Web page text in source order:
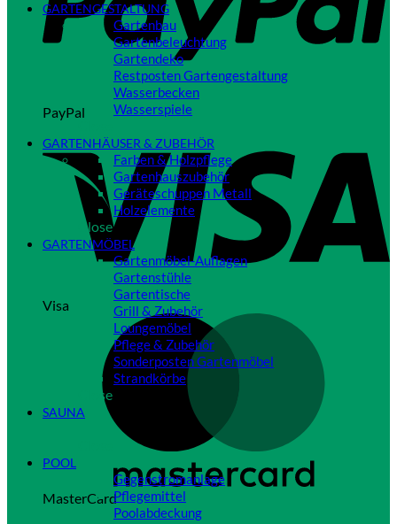
PayPal
Visa
MasterCard
GARTENGESTALTUNG
Gartenbau
Gartenbeleuchtung
Gartendeko
Restposten Gartengestaltung
Wasserbecken
Wasserspiele
GARTENHÄUSER & ZUBEHÖR
Farben & Holzpflege
Gartenhauszubehör
Geräteschuppen Metall
Holzelemente
Close
GARTENMÖBEL
Gartenmöbel-Auflagen
Gartenstühle
Gartentische
Grill & Zubehör
Loungemöbel
Pflege & Zubehör
Sonderposten Gartenmöbel
Strandkörbe
Close
SAUNA
POOL
Gegenstromanlage
Pflegemittel
Poolabdeckung